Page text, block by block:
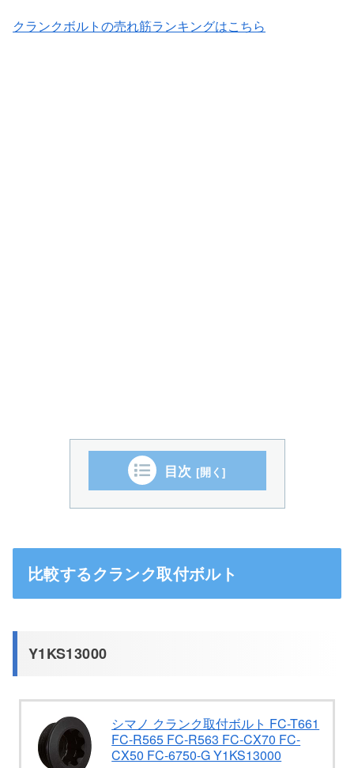
クランクボルトの売れ筋ランキングはこちら
目次
比較するクランク取付ボルト
Y1KS13000
シマノ クランク取付ボルト FC-T661
FC-R565 FC-R563 FC-CX70 FC-
CX50 FC-6750-G Y1KS13000